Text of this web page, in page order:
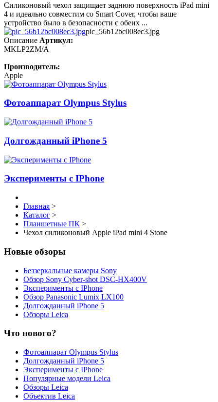
Силиконовый чехол защищает заднюю поверхность iPad mini
4 и идеально совместим со Smart Cover, чтобы ваше
устройство было в безопасности с обеих ...
pic_56b12bc008ec3.jpg
Описание Артикул:
MKLP2ZM/A
Производитель:
Apple
Фотоаппарат Olympus Stylus
Долгожданный iPhone 5
Эксперименты с IPhone
Главная >
Каталог >
Планшетные ПК >
Чехол силиконовый Apple iPad mini 4 Stone
Новые обзоры
Беззеркальные камеры Sony
Обзор Sony Cyber-shot DSC-HX400V
Эксперименты с IPhone
Обзор Panasonic Lumix LX100
Долгожданный iPhone 5
Обзоры Leica
Что нового?
Фотоаппарат Olympus Stylus
Долгожданный iPhone 5
Эксперименты с IPhone
Популярные модели Leica
Обзоры Leica
Объектив Leica